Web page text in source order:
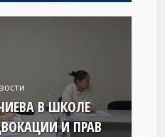
В ШКОЛЕ
И ПРАВ